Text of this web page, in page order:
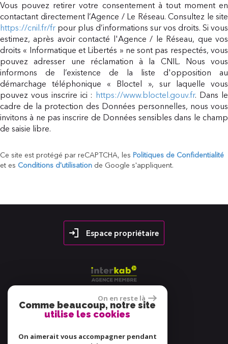
Vous pouvez retirer votre consentement à tout moment en
contactant directement l’Agence / Le Réseau. Consultez le site
https://cnil.fr/fr pour plus d’informations sur vos droits. Si vous
estimez, après avoir contacté l'Agence / le Réseau, que vos
droits « Informatique et Libertés » ne sont pas respectés, vous
pouvez adresser une réclamation à la CNIL. Nous vous
informons de l’existence de la liste d'opposition au
démarchage téléphonique « Bloctel », sur laquelle vous
pouvez vous inscrire ici : https://www.bloctel.gouv.fr. Dans le
cadre de la protection des Données personnelles, nous vous
invitons à ne pas inscrire de Données sensibles dans le champ
de saisie libre.
Ce site est protégé par reCAPTCHA, les Politiques de Confidentialité
et es Conditions d'utilisation de Google s'appliquent.
Espace propriétaire
38 avis
On en reste là
Comme beaucoup, notre site
utilise les cookies
On aimerait vous accompagner pendant